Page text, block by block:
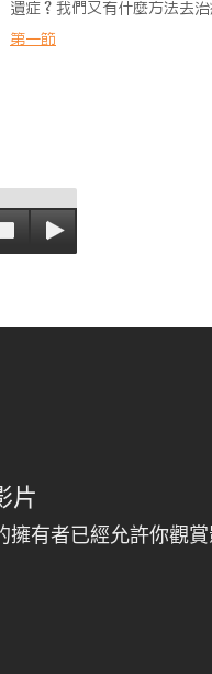
遺症？我們又有什麼方法去
第一節